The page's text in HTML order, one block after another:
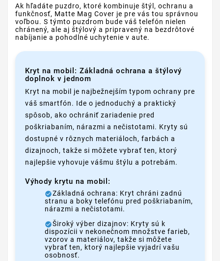
Ak hľadáte puzdro, ktoré kombinuje štýl, ochranu a
funkčnosť, Matte Mag Cover je pre vás tou správnou
voľbou. S týmto puzdrom bude váš telefón nielen
chránený, ale aj štýlový a pripravený na bezdrôtové
nabíjanie a pohodlné uchytenie v aute.
Kryt na mobil: Základná ochrana a štýlový
doplnok v jednom
Kryt na mobil je najbežnejším typom ochrany pre
váš smartfón. Ide o jednoduchý a praktický
spôsob, ako ochrániť zariadenie pred
poškriabaním, nárazmi a nečistotami. Kryty sú
dostupné v rôznych materiáloch, farbách a
dizajnoch, takže si môžete vybrať ten, ktorý
najlepšie vyhovuje vášmu štýlu a potrebám.
Výhody krytu na mobil:
Základná ochrana: Kryt chráni zadnú
stranu a boky telefónu pred poškriabaním,
nárazmi a nečistotami.
Široký výber dizajnov: Kryty sú k
dispozícii v nekonečnom množstve farieb,
vzorov a materiálov, takže si môžete
vybrať ten, ktorý najlepšie vyjadrí vašu
osobnosť.